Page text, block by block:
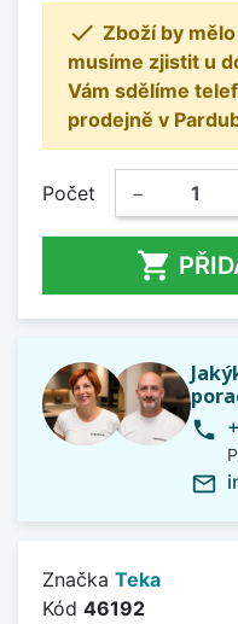
 Zboží by
musíme zjistit u
Vám sdělíme
prodejně v
Počet −

phone
mail_outline
Značka Teka
Kód 46192